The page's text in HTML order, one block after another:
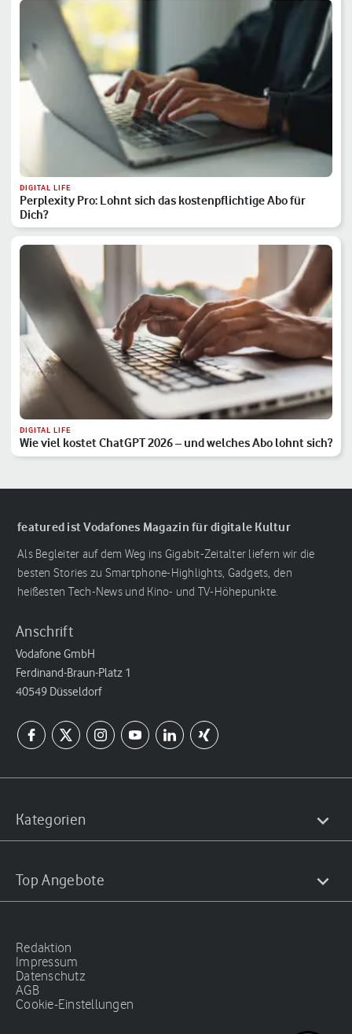
DIGITAL LIFE
Perplexity Pro: Lohnt sich das kostenpflichtige Abo für
Dich?
DIGITAL LIFE
Wie viel kostet ChatGPT 2026 – und welches Abo lohnt sich?
featured ist Vodafones Magazin für digitale Kultur
Als Begleiter auf dem Weg ins Gigabit-Zeitalter liefern wir die
besten Stories zu Smartphone-Highlights, Gadgets, den
heißesten Tech-News und Kino- und TV-Höhepunkte.
Anschrift
Vodafone GmbH
Ferdinand-Braun-Platz 1
40549 Düsseldorf
Kategorien
Top Angebote
Redaktion
Impressum
Datenschutz
AGB
Cookie-Einstellungen